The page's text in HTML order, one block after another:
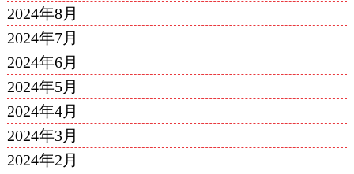
2024年8月
2024年7月
2024年6月
2024年5月
2024年4月
2024年3月
2024年2月